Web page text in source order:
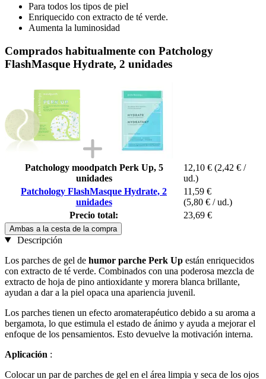
Para todos los tipos de piel
Enriquecido con extracto de té verde.
Aumenta la luminosidad
Comprados habitualmente con Patchology
FlashMasque Hydrate, 2 unidades
Patchology moodpatch Perk Up, 5
unidades
12,10 € (2,42 € /
ud.)
Patchology FlashMasque Hydrate, 2
unidades
11,59 €
(5,80 € / ud.)
Precio total:
23,69 €
Ambas a la cesta de la compra
Descripción
Los parches de gel de humor parche Perk Up están enriquecidos
con extracto de té verde. Combinados con una poderosa mezcla de
extracto de hoja de pino antioxidante y morera blanca brillante,
ayudan a dar a la piel opaca una apariencia juvenil.
Los parches tienen un efecto aromaterapéutico debido a su aroma a
bergamota, lo que estimula el estado de ánimo y ayuda a mejorar el
enfoque de los pensamientos. Esto devuelve la motivación interna.
Aplicación :
Colocar un par de parches de gel en el área limpia y seca de los ojos